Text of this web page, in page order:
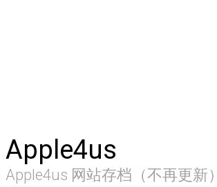
Apple4us
Apple4us 网站存档（不再更新）